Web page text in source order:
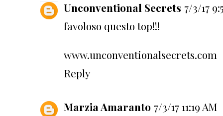
Unconventional Secrets 7/3/17
favoloso questo top!!!
www.unconventionalsecrets.com
Reply
Marzia Amaranto 7/3/17 11:19 AM